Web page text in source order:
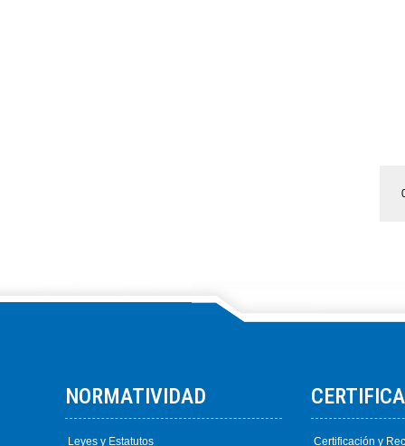
NORMATIVIDAD
Leyes y Estatutos Certificación y